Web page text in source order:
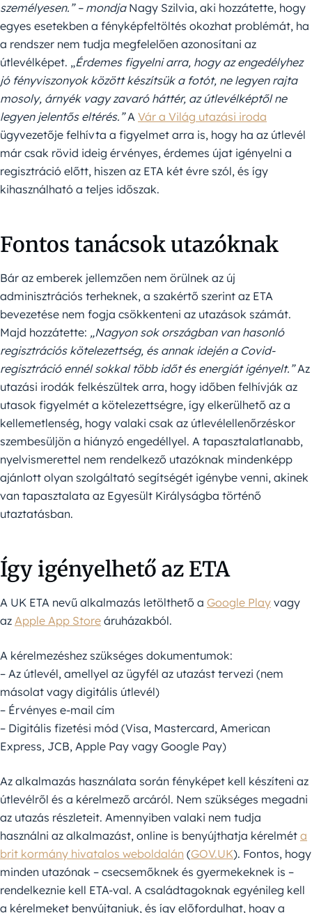
személyesen.” – mondja Nagy Szilvia, aki hozzátette, hogy
egyes esetekben a fényképfeltöltés okozhat problémát, ha
a rendszer nem tudja megfelelően azonosítani az
útlevélképet. „Érdemes figyelni arra, hogy az engedélyhez
jó fényviszonyok között készítsük a fotót, ne legyen rajta
mosoly, árnyék vagy zavaró háttér, az útlevélképtől ne
legyen jelentős eltérés.”A Vár a Világ utazási iroda
ügyvezetője felhívta a figyelmet arra is, hogy ha az útlevél
már csak rövid ideig érvényes, érdemes újat igényelni a
regisztráció előtt, hiszen az ETA két évre szól, és így
kihasználható a teljes időszak.
Fontos tanácsok utazóknak
Bár az emberek jellemzően nem örülnek az új
adminisztrációs terheknek, a szakértő szerint az ETA
bevezetése nem fogja csökkenteni az utazások számát.
Majd hozzátette: „Nagyon sok országban van hasonló
regisztrációs kötelezettség, és annak idején a Covid-
regisztráció ennél sokkal több időt és energiát igényelt.”Az
utazási irodák felkészültek arra, hogy időben felhívják az
utasok figyelmét a kötelezettségre, így elkerülhető az a
kellemetlenség, hogy valaki csak az útlevélellenőrzéskor
szembesüljön a hiányzó engedéllyel. A tapasztalatlanabb,
nyelvismerettel nem rendelkező utazóknak mindenképp
ajánlott olyan szolgáltató segítségét igénybe venni, akinek
van tapasztalata az Egyesült Királyságba történő
utaztatásban.
Így igényelhető az ETA
A UK ETA nevű alkalmazás letölthető a Google Play vagy
az Apple App Store áruházakból.
A kérelmezéshez szükséges dokumentumok:
– Az útlevél, amellyel az ügyfél az utazást tervezi (nem
másolat vagy digitális útlevél)
– Érvényes e-mail cím
– Digitális fizetési mód (Visa, Mastercard, American
Express, JCB, Apple Pay vagy Google Pay)
Az alkalmazás használata során fényképet kell készíteni az
útlevélről és a kérelmező arcáról. Nem szükséges megadni
az utazás részleteit. Amennyiben valaki nem tudja
használni az alkalmazást, online is benyújthatja kérelmét a
brit kormány hivatalos weboldalán (GOV.UK). Fontos, hogy
minden utazónak – csecsemőknek és gyermekeknek is –
rendelkeznie kell ETA-val. A családtagoknak egyénileg kell
a kérelmeket benyújtaniuk, és így előfordulhat, hogy a